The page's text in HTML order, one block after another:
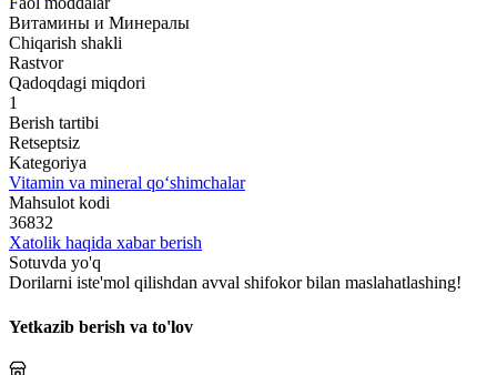
Витамины и Минералы
Chiqarish shakli
Rastvor
Qadoqdagi miqdori
1
Berish tartibi
Retseptsiz
Kategoriya
Vitamin va mineral qo‘shimchalar
Mahsulot kodi
36832
Xatolik haqida xabar berish
Sotuvda yo'q
Dorilarni iste'mol qilishdan avval shifokor bilan maslahatlashing!
Yetkazib berish va to'lov